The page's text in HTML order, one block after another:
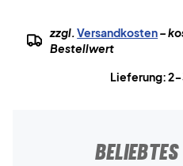
zzgl.Versandkosten–
Bestellwert
Lieferung: